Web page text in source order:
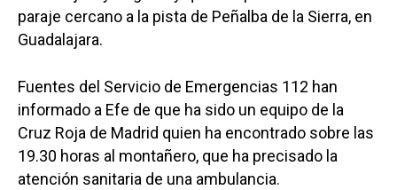
paraje cercano a la pista de Peñalba de la Sierra, en
Guadalajara.
Fuentes del Servicio de Emergencias 112 han
informado a Efe de que ha sido un equipo de la
Cruz Roja de Madrid quien ha encontrado sobre las
19.30 horas al montañero, que ha precisado la
atención sanitaria de una ambulancia.